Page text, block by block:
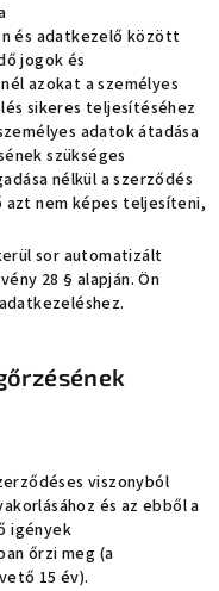
és adatkezelő között
jogok és
azokat a személyes
sikeres teljesítéséhez
adatok átadása
szükséges
nélkül a szerződés
nem képes teljesíteni,
sor automatizált
28 § alapján. Ön
viszonyból
és az ebből a
igények
őrzi meg (a
15 év).